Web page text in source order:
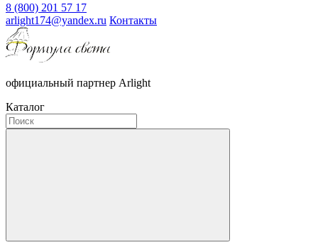
8 (800) 201 57 17
arlight174@yandex.ru Контакты
официальный партнер Arlight
Каталог